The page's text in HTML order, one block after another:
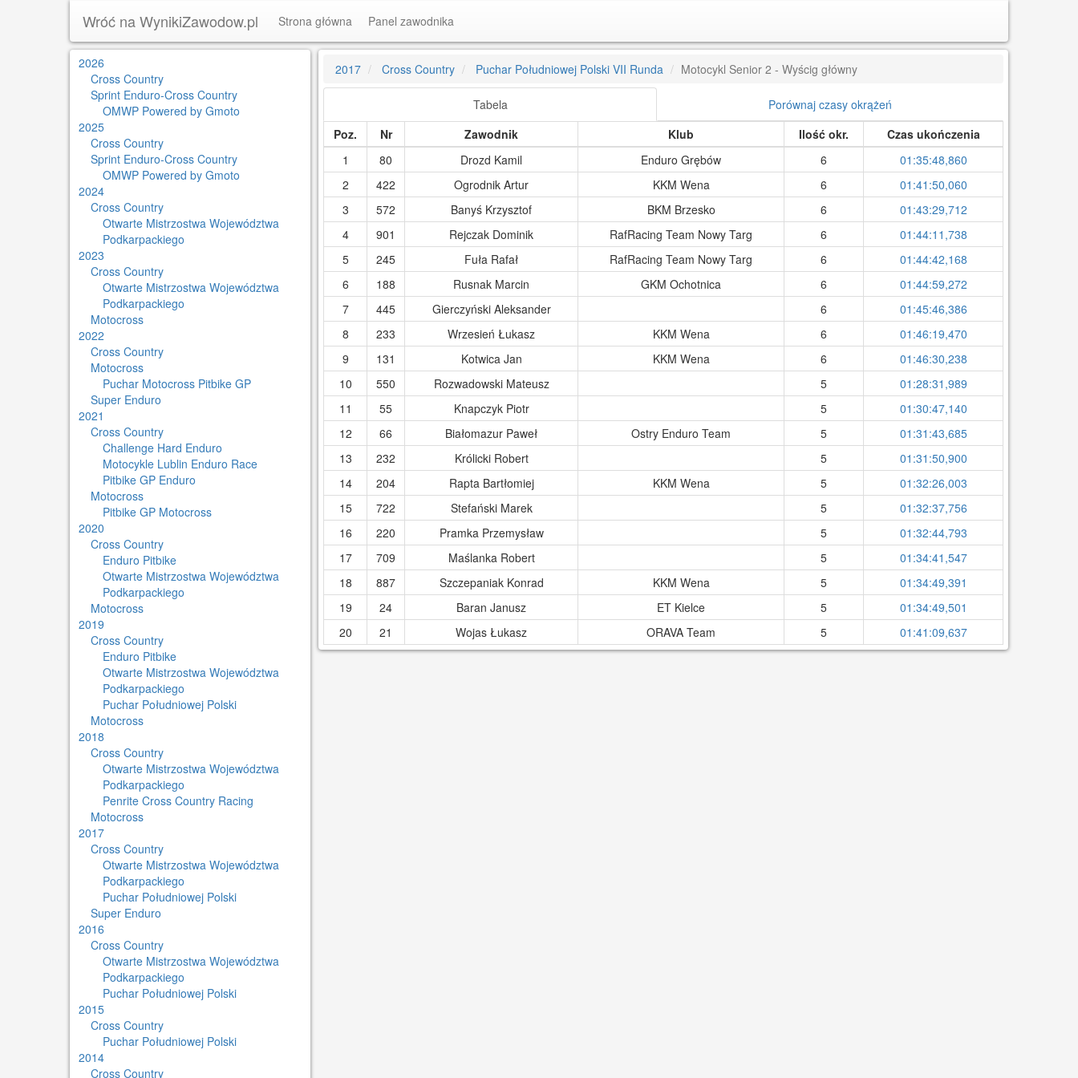
Wróć na WynikiZawodow.pl Strona główna Panel zawodnika
2026
Cross Country
Sprint Enduro-Cross Country
OMWP Powered by Gmoto
2025
Cross Country
Sprint Enduro-Cross Country
OMWP Powered by Gmoto
2024
Cross Country
Otwarte Mistrzostwa Województwa
Podkarpackiego
2023
Cross Country
Otwarte Mistrzostwa Województwa
Podkarpackiego
Motocross
2022
Cross Country
Motocross
Puchar Motocross Pitbike GP
Super Enduro
2021
Cross Country
Challenge Hard Enduro
Motocykle Lublin Enduro Race
Pitbike GP Enduro
Motocross
Pitbike GP Motocross
2020
Cross Country
Enduro Pitbike
Otwarte Mistrzostwa Województwa
Podkarpackiego
Motocross
2019
Cross Country
Enduro Pitbike
Otwarte Mistrzostwa Województwa
Podkarpackiego
Puchar Południowej Polski
Motocross
2018
Cross Country
Otwarte Mistrzostwa Województwa
Podkarpackiego
Penrite Cross Country Racing
Motocross
2017
Cross Country
Otwarte Mistrzostwa Województwa
Podkarpackiego
Puchar Południowej Polski
Super Enduro
2016
Cross Country
Otwarte Mistrzostwa Województwa
Podkarpackiego
Puchar Południowej Polski
2015
Cross Country
Puchar Południowej Polski
2014
Cross Country
2017 Cross Country Puchar Południowej Polski VII Runda Motocykl Senior 2 - Wyścig główny
Tabela
Porównaj czasy okrążeń
Poz.
Nr Zawodnik Klub Ilość okr.
Czas ukończenia
1
80 Drozd Kamil Enduro Grębów 6
01:35:48,860
2
422 Ogrodnik Artur KKM Wena 6
01:41:50,060
3
572 Banyś Krzysztof BKM Brzesko 6
01:43:29,712
4
901 Rejczak Dominik RafRacing Team Nowy Targ 6
01:44:11,738
5
245 Fuła Rafał RafRacing Team Nowy Targ 6
01:44:42,168
6
188 Rusnak Marcin GKM Ochotnica 6
01:44:59,272
7
445 Gierczyński Aleksander 6
01:45:46,386
8
233 Wrzesień Łukasz KKM Wena 6
01:46:19,470
9
131 Kotwica Jan KKM Wena 6
01:46:30,238
10
550 Rozwadowski Mateusz 5
01:28:31,989
11
55 Knapczyk Piotr 5
01:30:47,140
12
66 Białomazur Paweł Ostry Enduro Team 5
01:31:43,685
13
232 Królicki Robert 5
01:31:50,900
14
204 Rapta Bartłomiej KKM Wena 5
01:32:26,003
15
722 Stefański Marek 5
01:32:37,756
16
220 Pramka Przemysław 5
01:32:44,793
17
709 Maślanka Robert 5
01:34:41,547
18
887 Szczepaniak Konrad KKM Wena 5
01:34:49,391
19
24 Baran Janusz ET Kielce 5
01:34:49,501
20
21 Wojas Łukasz ORAVA Team 5 01:41:09,637